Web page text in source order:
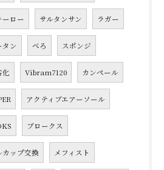
ーロー サルタンサン ラガー
タン べろ スポンジ
化 Vibram7120 カンペール
アクティブエアーソール
ブロークス
カップ交換 メフィスト